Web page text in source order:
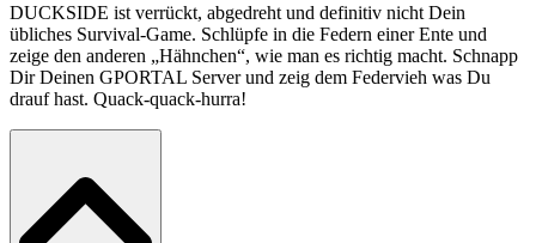
DUCKSIDE ist verrückt, abgedreht und definitiv nicht Dein
übliches Survival-Game. Schlüpfe in die Federn einer Ente und
zeige den anderen „Hähnchen“, wie man es richtig macht. Schnapp
Dir Deinen GPORTAL Server und zeig dem Federvieh was Du
drauf hast. Quack-quack-hurra!